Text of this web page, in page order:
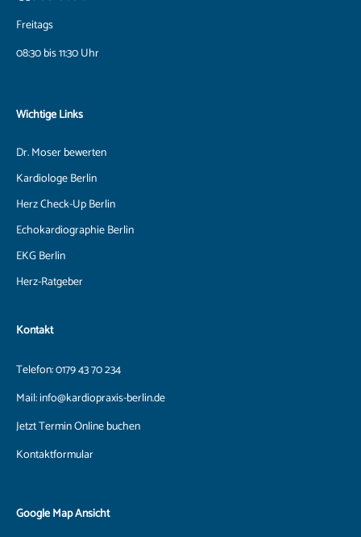
Freitags
08:30 bis 11:30 Uhr
Wichtige Links
Dr. Moser bewerten
Kardiologe Berlin
Herz Check-Up Berlin
Echokardiographie Berlin
EKG Berlin
Herz-Ratgeber
Kontakt
Telefon:0179 43 70 234
Mail:info@kardiopraxis-berlin.de
Jetzt Termin Online buchen
Kontaktformular
Google Map Ansicht